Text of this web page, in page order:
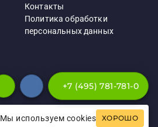
Контакты
Политика обработки
персональных данных
+7 (495) 781-781-0
Мы используем cookies ХОРОШО